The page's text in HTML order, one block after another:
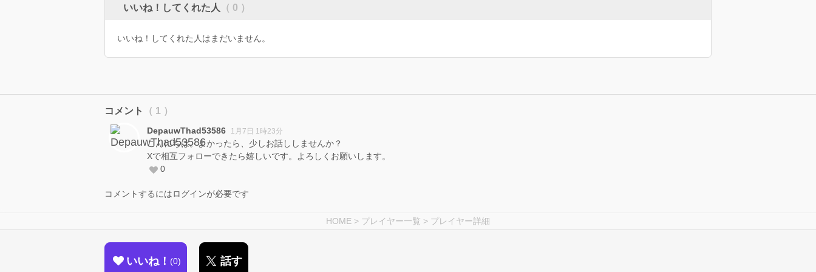
いいね！してくれた人 （ 0 ）
いいね！してくれた人はまだいません。
コメント （ 1 ）
DepauwThad53586 1月7日 1時23分
こんにちは。よかったら、少しお話ししませんか？
Xで相互フォローできたら嬉しいです。よろしくお願いします。
0
コメントするにはログインが必要です
HOME > プレイヤー一覧 > プレイヤー詳細
いいね！ 0 話す